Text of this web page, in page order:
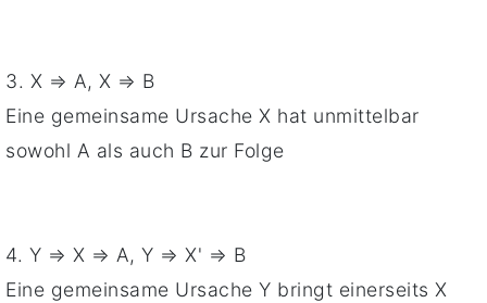
3. X ⇒ A, X ⇒ B
Eine gemeinsame Ursache X hat unmittelbar
sowohl A als auch B zur Folge
4. Y ⇒ X ⇒ A, Y ⇒ X' ⇒ B
Eine gemeinsame Ursache Y bringt einerseits X